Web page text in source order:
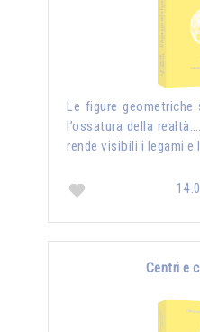
Le figure
l’ossatura della
rende visibili i legami e
Centri e